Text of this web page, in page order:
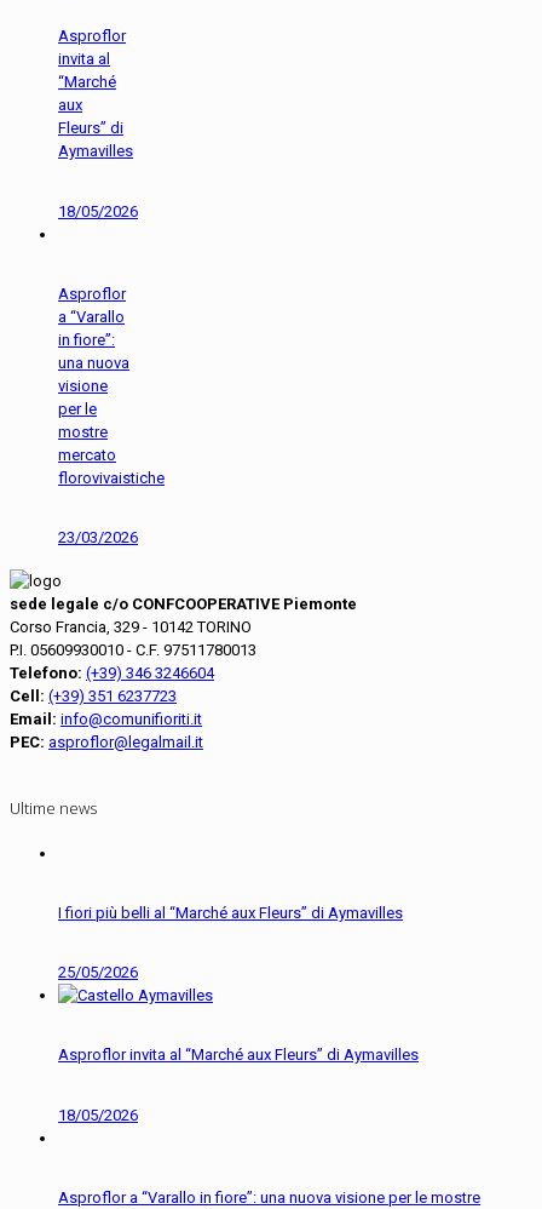
Asproflor
invita al
“Marché
aux
Fleurs” di
Aymavilles
18/05/2026
Asproflor
a “Varallo
in fiore”:
una nuova
visione
per le
mostre
mercato
florovivaistiche
23/03/2026
sede legale c/o CONFCOOPERATIVE Piemonte
Corso Francia, 329 - 10142 TORINO
P.I. 05609930010 - C.F. 97511780013
Telefono: (+39) 346 3246604
Cell: (+39) 351 6237723
Email: info@comunifioriti.it
PEC: asproflor@legalmail.it
Ultime news
I fiori più belli al “Marché aux Fleurs” di Aymavilles
25/05/2026
Asproflor invita al “Marché aux Fleurs” di Aymavilles
18/05/2026
Asproflor a “Varallo in fiore”: una nuova visione per le mostre